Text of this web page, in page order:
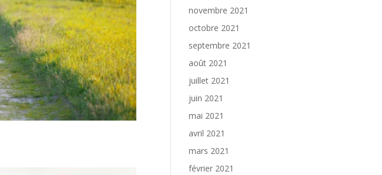
novembre 2021
octobre 2021
septembre 2021
août 2021
juillet 2021
juin 2021
mai 2021
avril 2021
mars 2021
février 2021